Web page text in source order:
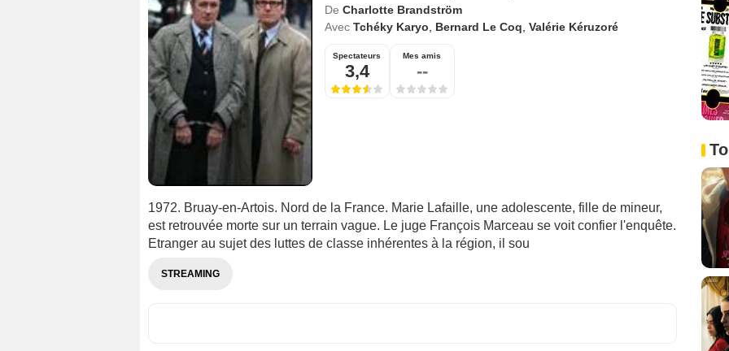
De Charlotte Brandström
Avec Tchéky Karyo Bernard Le Coq Valérie Kéruzoré
Spectateurs
3,4
Mes amis
--
1972. Bruay-en-Artois. Nord de la France. Marie Lafaille, une adolescente, fille de mineur,
est retrouvée morte sur un terrain vague. Le juge François Marceau se voit confier l'enquête.
Etranger au sujet des luttes de classe inhérentes à la région, il sou
STREAMING